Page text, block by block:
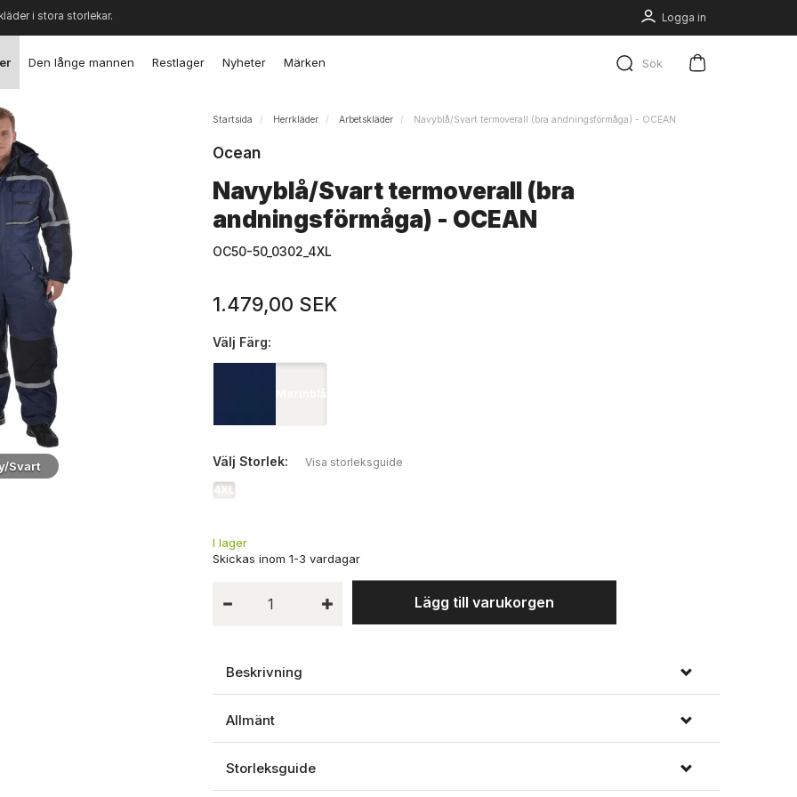
Logga in
i stora storlekar.
Sök
Den långe mannen Restlager Nyheter Märken
Svart
Startsida Herrkläder Arbetskläder Navyblå/Svart termoverall (bra andningsförmåga) - OCEAN
Ocean
Navyblå/Svart termoverall (bra
andningsförmåga) - OCEAN
OC50-50_0302_4XL
1.479,00 SEK
Välj Färg:
Marinblå
Välj Storlek: Visa storleksguide
4XL
I lager
Lägg till varukorgen
Beskrivning
Allmänt
Storleksguide